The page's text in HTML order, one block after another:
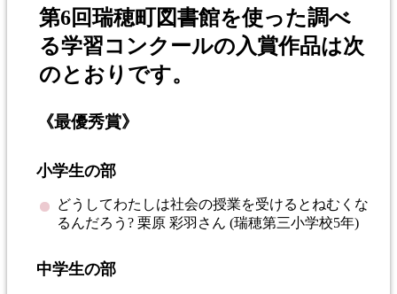
第6回瑞穂町図書館を使った調べ
る学習コンクールの入賞作品は次
のとおりです。
《最優秀賞》
小学生の部
どうしてわたしは社会の授業を受けるとねむくな
るんだろう? 栗原 彩羽さん (瑞穂第三小学校5年)
中学生の部